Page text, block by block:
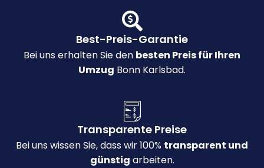
Best-Preis-Garantie
Bei uns erhalten Sie den besten Preis für Ihren
Umzug Bonn Karlsbad.
Transparente Preise
Bei uns wissen Sie, dass wir 100% transparent und
günstig arbeiten.